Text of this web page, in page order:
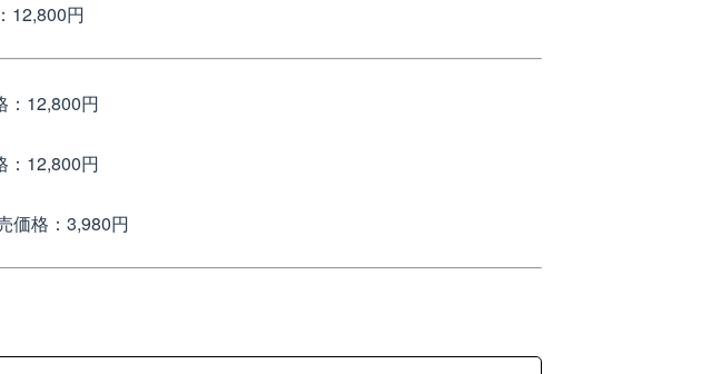
12,800円
：12,800円
：12,800円
価格：3,980円